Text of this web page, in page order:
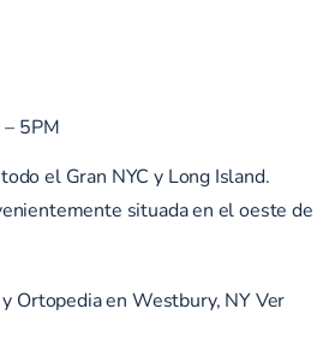
5PM
el Gran NYC y Long Island.
situada en el oeste de
Ortopedia en Westbury, NYVer